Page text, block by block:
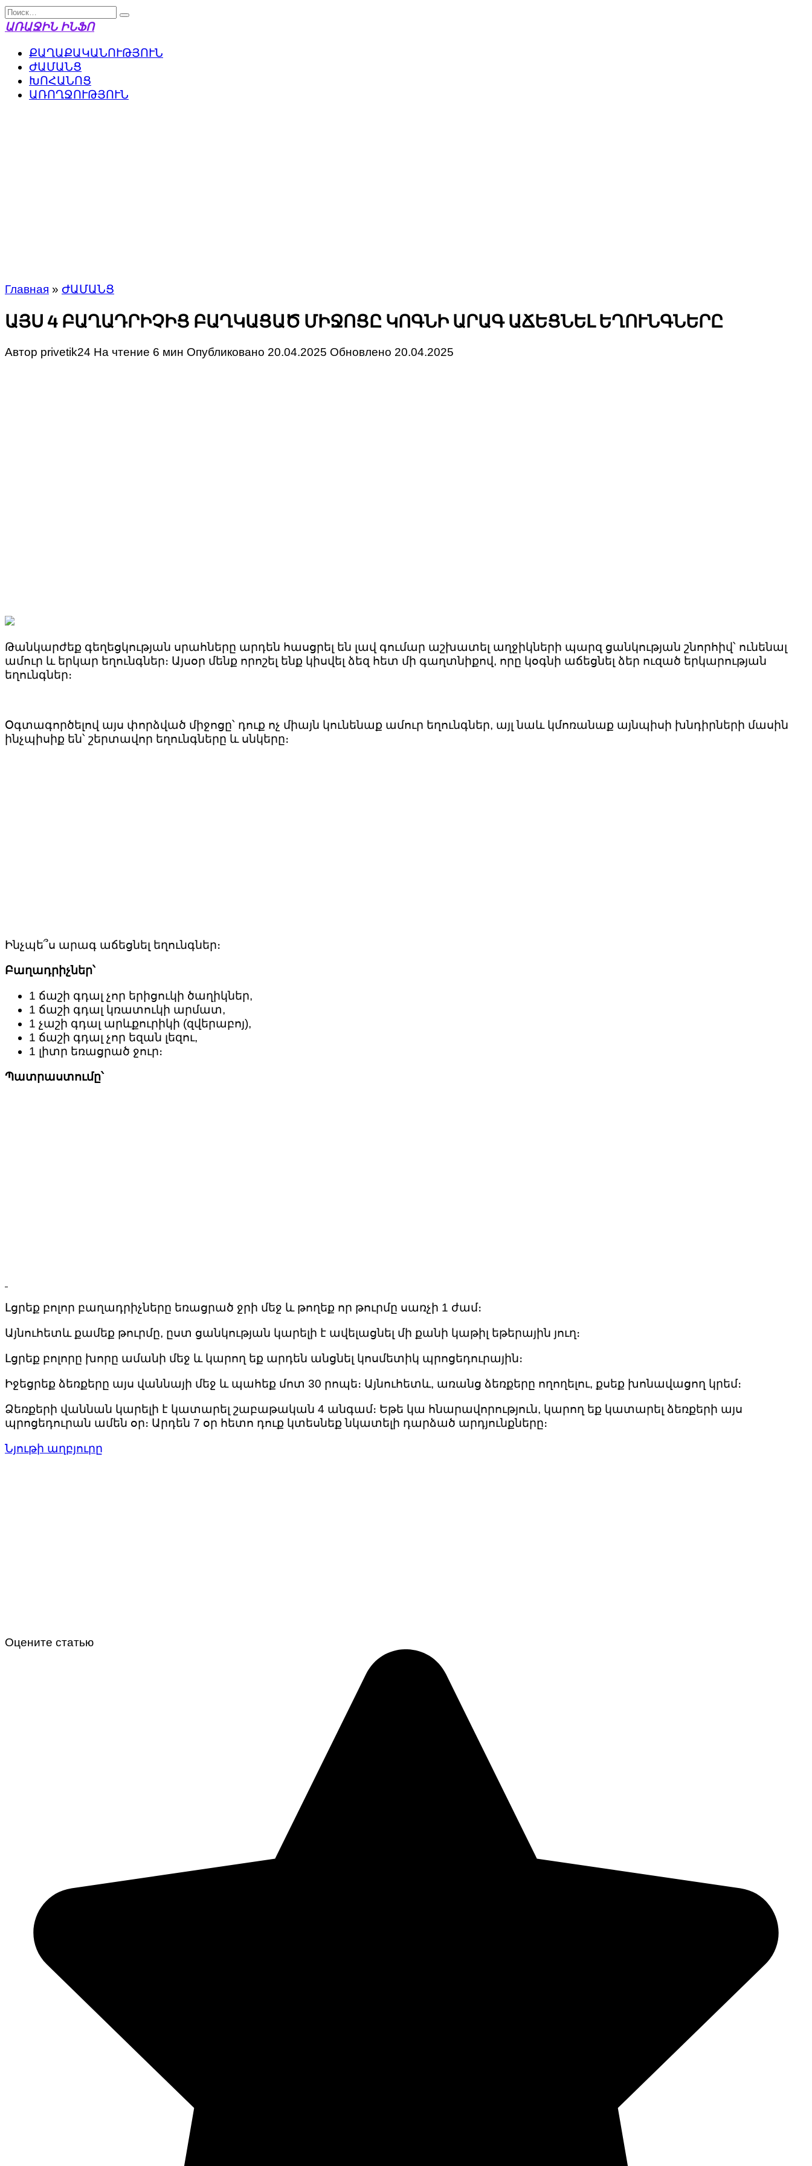
Перейти
к
Search
for:
ԱՌԱՋԻՆ ԻՆՖՈ
ՔԱՂԱՔԱԿԱՆՈՒԹՅՈՒՆ
ԺԱՄԱՆՑ
ԽՈՀԱՆՈՑ
ԱՌՈՂՋՈՒԹՅՈՒՆ
Главная » ԺԱՄԱՆՑ
ԱՅՍ 4 ԲԱՂԱԴՐԻՉԻՑ ԲԱՂԿԱՑԱԾ ՄԻՋՈՑԸ ԿՈԳՆԻ ԱՐԱԳ ԱՃԵՑՆԵԼ ԵՂՈՒՆԳՆԵՐԸ
Автор privetik24 На чтение 6 мин Опубликовано 20.04.2025 Обновлено 20.04.2025
Թանկարժեք գեղեցկության սրահները արդեն հասցրել են լավ գումար աշխատել աղջիկների պարզ ցանկության շնորհիվ՝ ունենալ
ամուր և երկար եղունգներ։ Այսօր մենք որոշել ենք կիսվել ձեզ հետ մի գաղտնիքով, որը կօգնի աճեցնել ձեր ուզած երկարության
եղունգներ։
Օգտագործելով այս փորձված միջոցը՝ դուք ոչ միայն կունենաք ամուր եղունգներ, այլ նաև կմոռանաք այնպիսի խնդիրների մասին
ինչպիսիք են՝ շերտավոր եղունգները և սնկերը։
Ինչպե՞ս արագ աճեցնել եղունգներ։
Բաղադրիչներ՝
1 ճաշի գդալ չոր երիցուկի ծաղիկներ,
1 ճաշի գդալ կռատուկի արմատ,
1 չաշի գդալ արևքուրիկի (զվերաբոյ),
1 ճաշի գդալ չոր եզան լեզու,
1 լիտր եռացրած ջուր։
Պատրաստումը՝
Լցրեք բոլոր բաղադրիչները եռացրած ջրի մեջ և թողեք որ թուրմը սառչի 1 ժամ։
Այնուհետև քամեք թուրմը, ըստ ցանկության կարելի է ավելացնել մի քանի կաթիլ եթերային յուղ։
Լցրեք բոլորը խորը ամանի մեջ և կարող եք արդեն անցնել կոսմետիկ պրոցեդուրային։
Իջեցրեք ձեռքերը այս վաննայի մեջ և պահեք մոտ 30 րոպե։ Այնուհետև, առանց ձեռքերը ողողելու, քսեք խոնավացող կրեմ։
Ձեռքերի վաննան կարելի է կատարել շաբաթական 4 անգամ։ Եթե կա հնարավորություն, կարող եք կատարել ձեռքերի այս
պրոցեդուրան ամեն օր։ Արդեն 7 օր հետո դուք կտեսնեք նկատելի դարձած արդյունքները։
Նյութի աղբյուրը
Оцените статью